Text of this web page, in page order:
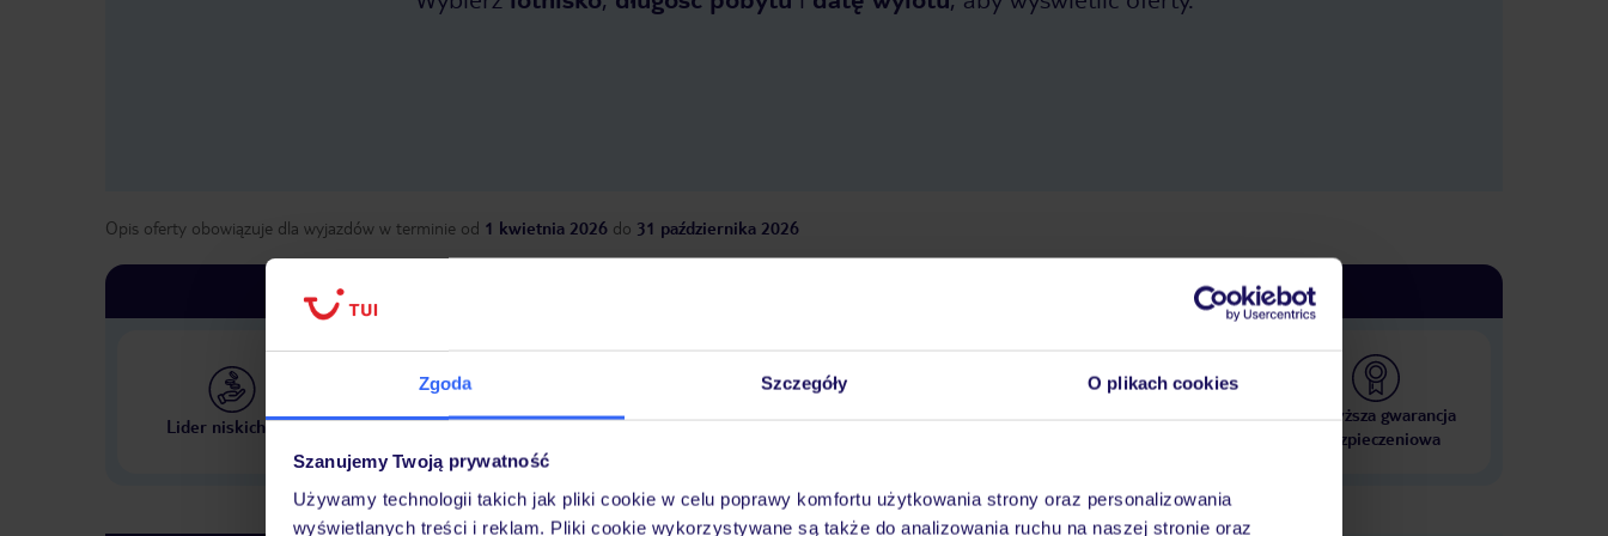
Zgoda Szczegóły O plikach cookies
Szanujemy Twoją prywatność
Używamy technologii takich jak pliki cookie w celu poprawy komfortu użytkowania strony oraz personalizowania
wyświetlanych treści i reklam. Pliki cookie wykorzystywane są także do analizowania ruchu na naszej stronie oraz
Opis oferty obowiązuje dla wyjazdów w terminie od 1 kwietnia 2026 do 31 października 2026
Lider niskich cen
Największe biuro podróży
30 lat w Polsce
Najwyższa gwarancja
ubezpieczeniowa